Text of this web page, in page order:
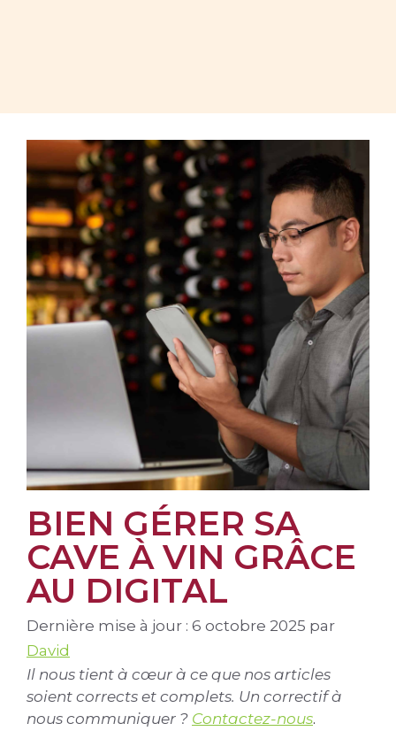
BIEN GÉRER SA
CAVE À VIN GRÂCE
AU DIGITAL
6 octobre 2025 par
David
Il nous tient à cœur à ce que nos articles
soient corrects et complets. Un correctif à
nous communiquer ? Contactez-nous.